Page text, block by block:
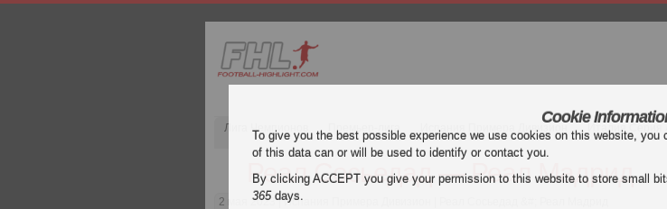
Лига Чемпионов Премьер-лига Испания Примера Дивизион Италия Серия А
Реал Сосьедад — Реал Мадрид
2 мая 2023| Испания Примера Дивизион | Реал Сосьедад &#; Реал Мадрид
Cookie
To give you the best possible experience we use cookies on this website, you
of this data can or will be used to identify or contact you.
By clicking ACCEPT you give your permission to this website to store small
365days.